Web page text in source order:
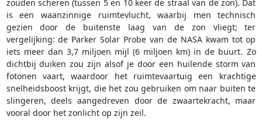
zouden scheren (tussen 5 en 10 keer de straal van de zon). Dat
is een waanzinnige ruimtevlucht, waarbij men technisch
gezien door de buitenste laag van de zon vliegt; ter
vergelijking: de Parker Solar Probe van de NASA kwam tot op
iets meer dan 3,7 miljoen mijl (6 miljoen km) in de buurt. Zo
dichtbij duiken zou zijn alsof je door een huilende storm van
fotonen vaart, waardoor het ruimtevaartuig een krachtige
snelheidsboost krijgt, die het zou gebruiken om naar buiten te
slingeren, deels aangedreven door de zwaartekracht, maar
vooral door het zonlicht op zijn zeil.